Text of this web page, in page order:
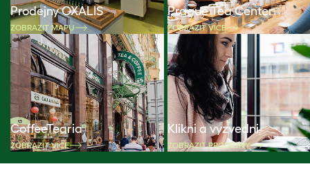
Prodejny OXALIS
ZOBRAZIT MAPU
Prague Tea Center
ZOBRAZIT VÍCE
CoffeeTearia
ZOBRAZIT VÍCE
Klikni a vyzvedni
ZOBRAZIT PRODEJNY